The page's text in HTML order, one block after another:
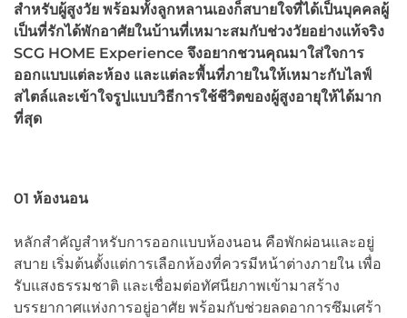
สำหรับผู้สูงวัย พร้อมทั้งลูกหลานเองก็สบายใจที่ได้เป็นบุคคลผู้
เป็นที่รักได้พักอาศัยในบ้านที่เหมาะสมกับช่วงวัยอย่างแท้จริง
SCG HOME Experience จึงอยากชวนคุณมาใส่ใจการ
ออกแบบแต่ละห้อง และแต่ละพื้นที่ภายในให้เหมาะกับไลฟ์
สไตล์และเข้าใจรูปแบบวิธีการใช้ชีวิตของผู้สูงอายุให้ได้มาก
ที่สุด
01 ห้องนอน
หลักสำคัญสำหรับการออกแบบห้องนอน คือพักผ่อนและอยู่
สบาย เริ่มต้นตั้งแต่การเลือกห้องที่ควรมีหน้าต่างภายใน เพื่อ
รับแสงธรรมชาติ และเชื่อมต่อทัศนียภาพเข้ามาสร้าง
บรรยากาศแห่งการอยู่อาศัย พร้อมกับช่วยลดอาการซึมเศร้า